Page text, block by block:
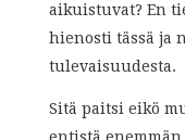
aikuistuvat? En
hienosti tässä ja
tulevaisuudesta.
Sitä paitsi eikö